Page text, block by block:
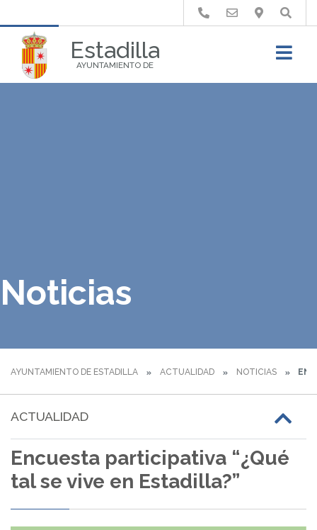
Estadilla
AYUNTAMIENTO DE
Buscar
Noticias
AYUNTAMIENTO DE ESTADILLA ACTUALIDAD NOTICIAS
ACTUALIDAD
Encuesta participativa “¿Qué
tal se vive en Estadilla?”